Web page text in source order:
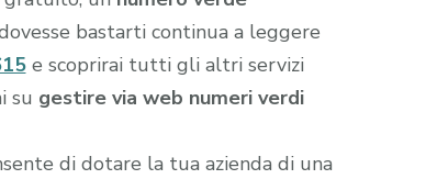
bastarti continua a leggere
e scoprirai tutti gli altri servizi
su gestire via web numeri verdi
di dotare la tua azienda di una